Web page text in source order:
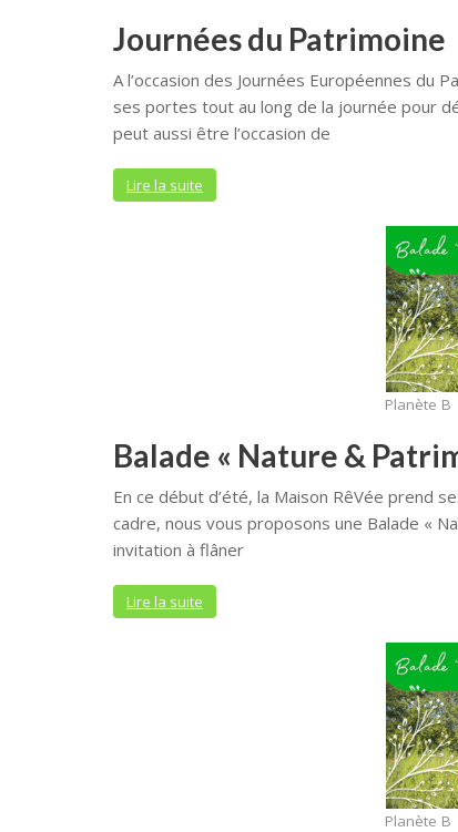
Journées du Patrimoine
A l’occasion des Journées Européennes du
ses portes tout au long de la journée pour
peut aussi être l’occasion de
Lire la suite
Planète B
Balade « Nature &
En ce début d’été, la Maison RêVée prend
cadre, nous vous proposons une Balade «
invitation à flâner
Lire la suite
Planète B